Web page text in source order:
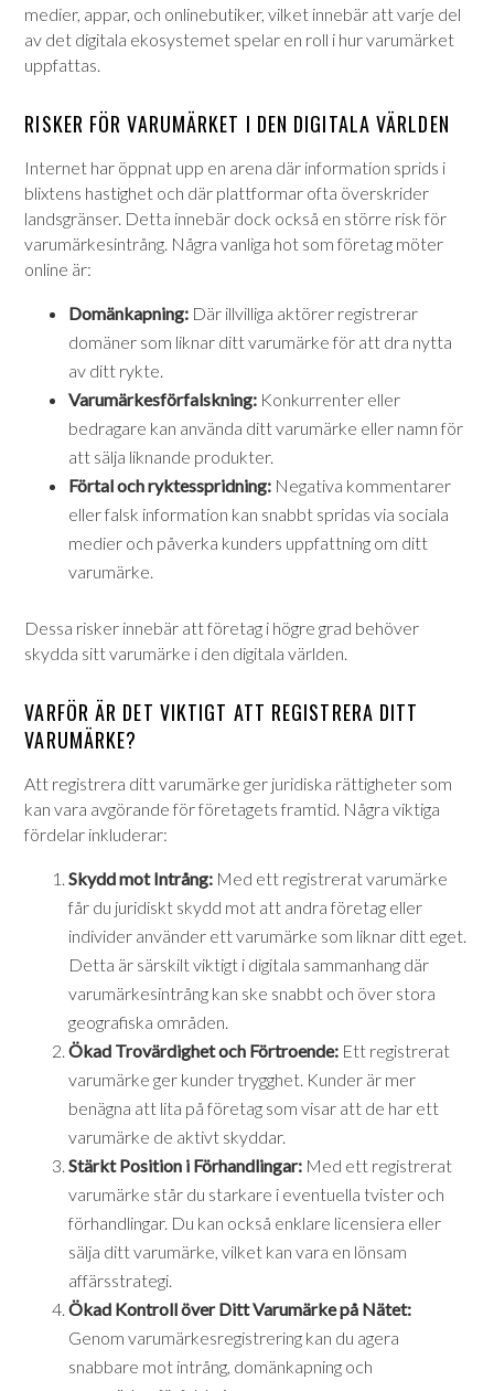
medier, appar, och onlinebutiker, vilket innebär att varje del
av det digitala ekosystemet spelar en roll i hur varumärket
uppfattas.
RISKER FÖR VARUMÄRKET I DEN DIGITALA VÄRLDEN
Internet har öppnat upp en arena där information sprids i
blixtens hastighet och där plattformar ofta överskrider
landsgränser. Detta innebär dock också en större risk för
varumärkesintrång. Några vanliga hot som företag möter
online är:
Domänkapning: Där illvilliga aktörer registrerar
domäner som liknar ditt varumärke för att dra nytta
av ditt rykte.
Varumärkesförfalskning: Konkurrenter eller
bedragare kan använda ditt varumärke eller namn för
att sälja liknande produkter.
Förtal och ryktesspridning: Negativa kommentarer
eller falsk information kan snabbt spridas via sociala
medier och påverka kunders uppfattning om ditt
varumärke.
Dessa risker innebär att företag i högre grad behöver
skydda sitt varumärke i den digitala världen.
VARFÖR ÄR DET VIKTIGT ATT REGISTRERA DITT
VARUMÄRKE?
Att registrera ditt varumärke ger juridiska rättigheter som
kan vara avgörande för företagets framtid. Några viktiga
fördelar inkluderar:
Skydd mot Intrång: Med ett registrerat varumärke
får du juridiskt skydd mot att andra företag eller
individer använder ett varumärke som liknar ditt eget.
Detta är särskilt viktigt i digitala sammanhang där
varumärkesintrång kan ske snabbt och över stora
geografiska områden.
Ökad Trovärdighet och Förtroende: Ett registrerat
varumärke ger kunder trygghet. Kunder är mer
benägna att lita på företag som visar att de har ett
varumärke de aktivt skyddar.
Stärkt Position i Förhandlingar: Med ett registrerat
varumärke står du starkare i eventuella tvister och
förhandlingar. Du kan också enklare licensiera eller
sälja ditt varumärke, vilket kan vara en lönsam
affärsstrategi.
Ökad Kontroll över Ditt Varumärke på Nätet:
Genom varumärkesregistrering kan du agera
snabbare mot intrång, domänkapning och